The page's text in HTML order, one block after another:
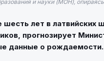
и науки (МОН),
лет в латвийских
прогнозирует
данные о рождаемости.